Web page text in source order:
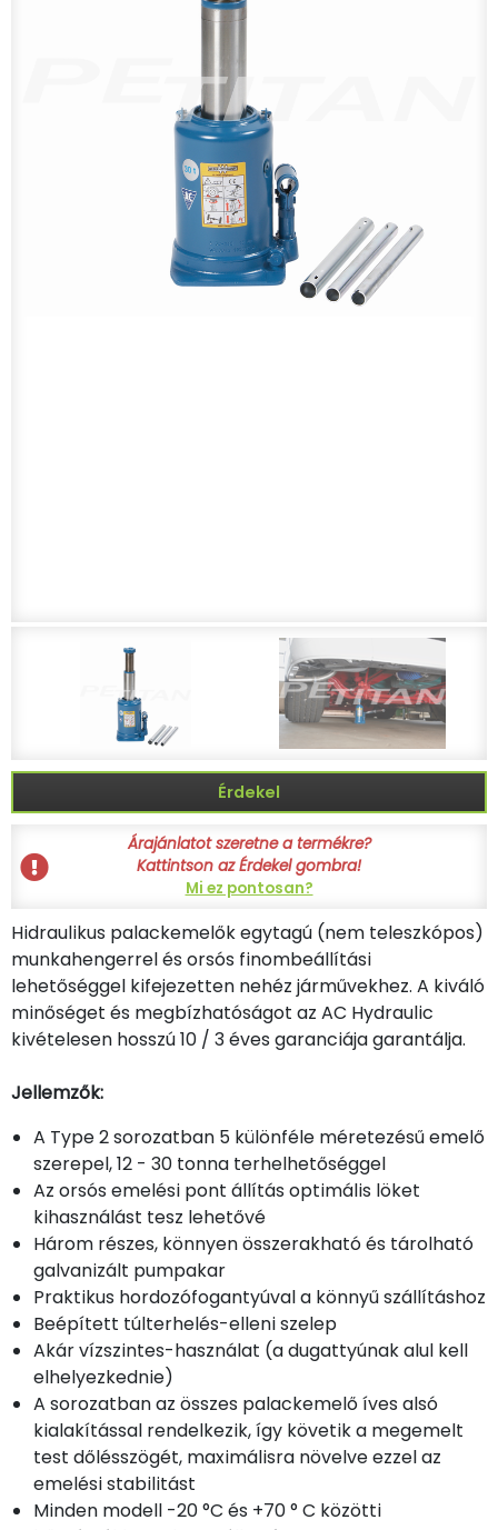
Érdekel
Árajánlatot szeretne a termékre?
Kattintson az Érdekel gombra!
Mi ez pontosan?
Hidraulikus palackemelők egytagú (nem teleszkópos)
munkahengerrel és orsós finombeállítási
lehetőséggel kifejezetten nehéz járművekhez. A kiváló
minőséget és megbízhatóságot az AC Hydraulic
kivételesen hosszú 10 / 3 éves garanciája garantálja.
Jellemzők:
A Type 2 sorozatban 5 különféle méretezésű emelő
szerepel, 12 - 30 tonna terhelhetőséggel
Az orsós emelési pont állítás optimális löket
kihasználást tesz lehetővé
Három részes, könnyen összerakható és tárolható
galvanizált pumpakar
Praktikus hordozófogantyúval a könnyű szállításhoz
Beépített túlterhelés-elleni szelep
Akár vízszintes-használat (a dugattyúnak alul kell
elhelyezkednie)
A sorozatban az összes palackemelő íves alsó
kialakítással rendelkezik, így követik a megemelt
test dőlésszögét, maximálisra növelve ezzel az
emelési stabilitást
Minden modell -20 °C és +70 ° C közötti